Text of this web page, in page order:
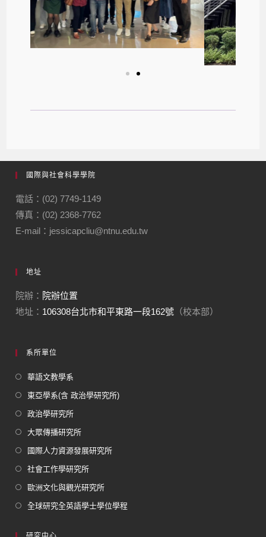
國際與社會科學學院
電話：(02) 7749-1149
傳真：(02) 2368-7762
E-mail：jessicapcliu@ntnu.edu.tw
地址
院辦： 院辦位置
地址： 106308台北市和平東路一段162號 （校本部）
系所單位
華語文教學系
東亞學系(含 政治學研究所)
政治學研究所
大眾傳播研究所
國際人力資源發展研究所
社會工作學研究所
歐洲文化與觀光研究所
全球研究全英語學士學位學程